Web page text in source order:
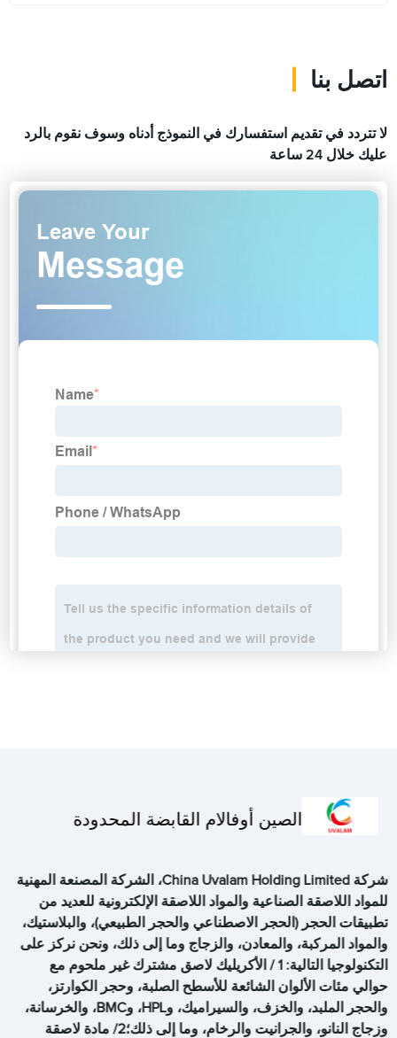
اتصل بنا
لا تتردد في تقديم استفسارك في النموذج أدناه وسوف نقوم بالرد
عليك خلال 24 ساعة
الصين أوفالام القابضة المحدودة
شركة China Uvalam Holding Limited، الشركة المصنعة المهنية
للمواد اللاصقة الصناعية والمواد اللاصقة الإلكترونية للعديد من
تطبيقات الحجر (الحجر الاصطناعي والحجر الطبيعي)، والبلاستيك،
والمواد المركبة، والمعادن، والزجاج وما إلى ذلك، ونحن نركز على
التكنولوجيا التالية: 1 / الأكريليك لاصق مشترك غير ملحوم مع
حوالي مئات الألوان الشائعة للأسطح الصلبة، وحجر الكوارتز،
والحجر الملبد، والخزف، والسيراميك، وHPL، وBMC، والخرسانة،
وزجاج النانو، والجرانيت والرخام، وما إلى ذلك؛2/ مادة لاصقة